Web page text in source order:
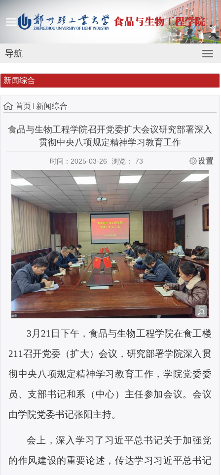
导航
新闻综合
首页 新闻综合
食品与生物工程学院召开党委扩大会议研究部署深入
贯彻中央八项规定精神学习教育工作
时间：2025-03-26 浏览： 73 设置
3月21日下午，食品与生物工程学院在食工楼
211召开党委（扩大）会议，研究部署学院深入贯
彻中央八项规定精神学习教育工作，学院党委委
员、支部书记和系（中心）主任参加会议。会议
由学院党委书记张阳主持。
会上，深入学习了习近平总书记关于加强党
的作风建设的重要论述，传达学习习近平总书记